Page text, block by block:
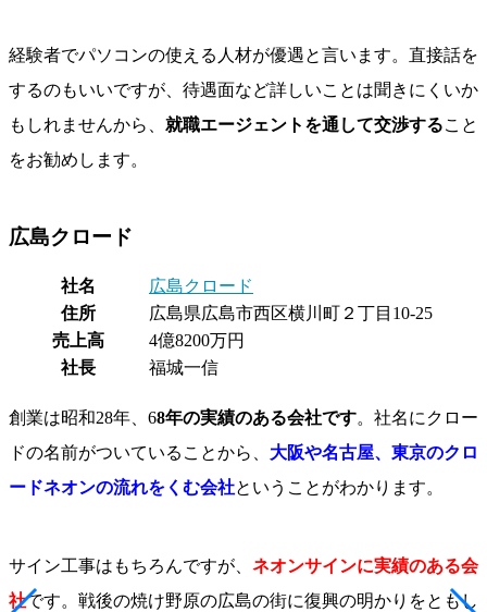
経験者でパソコンの使える人材が優遇と言います。直接話を
するのもいいですが、待遇面など詳しいことは聞きにくいか
もしれませんから、 就職エージェントを通して交渉すること
をお勧めします。
広島クロード
社名
広島クロード
住所
広島県広島市西区横川町２丁目10-25
売上高
4億8200万円
社長
福城一信
創業は昭和28年、68年の実績のある会社です。社名にクロー
ドの名前がついていることから、 大阪や名古屋、東京のクロ
ードネオンの流れをくむ会社ということがわかります。
サイン工事はもちろんですが、 ネオンサインに実績のある会
社です。戦後の焼け野原の広島の街に復興の明かりをともし